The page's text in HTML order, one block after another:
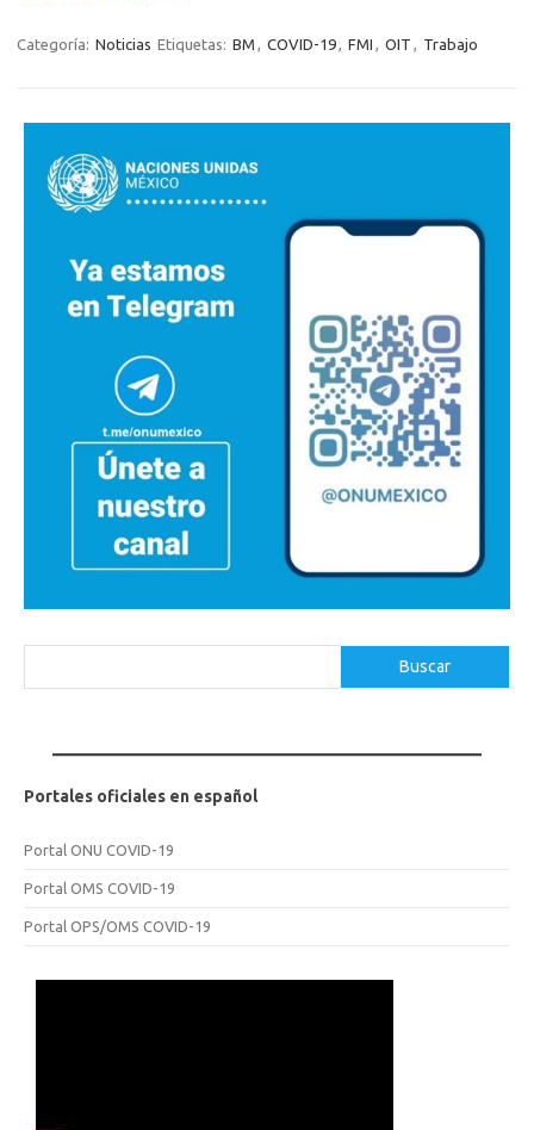
Categoría: Noticias Etiquetas: BM , COVID-19, FMI , OIT , Trabajo
Buscar
Portales oficiales en español
Portal ONU COVID-19
Portal OMS COVID-19
Portal OPS/OMS COVID-19